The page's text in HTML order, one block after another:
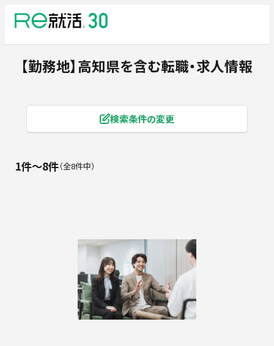
【勤務地】高知県を含む転職・求人情報
検索条件の変更
1件〜8件 全8件中